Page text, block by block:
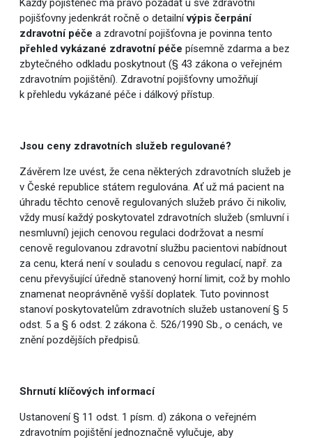
Každý pojištěnec má právo požádat u své zdravotní
pojišťovny jedenkrát ročně o detailnívýpisčerpání
zdravotní péče a zdravotní pojišťovna je povinna tento
přehled vykázané zdravotní péče písemně zdarma a bez
zbytečného odkladu poskytnout (§ 43 zákona o veřejném
zdravotním pojištění). Zdravotní pojišťovny umožňují
k přehledu vykázané péče i dálkový přístup.
Jsou ceny zdravotních služeb regulované?
Závěrem lze uvést, že cena některých zdravotních služeb je
v České republice státem regulována. Ať už má pacient na
úhradu těchto cenově regulovaných služeb právo či nikoliv,
vždy musí každý poskytovatel zdravotních služeb (smluvní i
nesmluvní) jejich cenovou regulaci dodržovat a nesmí
cenově regulovanou zdravotní službu pacientovi nabídnout
za cenu, která není v souladu s cenovou regulací, např. za
cenu převyšující úředně stanovený horní limit, což by mohlo
znamenat neoprávněně vyšší doplatek. Tuto povinnost
stanoví poskytovatelům zdravotních služeb ustanovení § 5
odst. 5 a § 6 odst. 2 zákona č. 526/1990 Sb., o cenách, ve
znění pozdějších předpisů.
Shrnutí klíčových informací
Ustanovení § 11 odst. 1 písm. d) zákona o veřejném
zdravotním pojištění jednoznačně vylučuje, aby